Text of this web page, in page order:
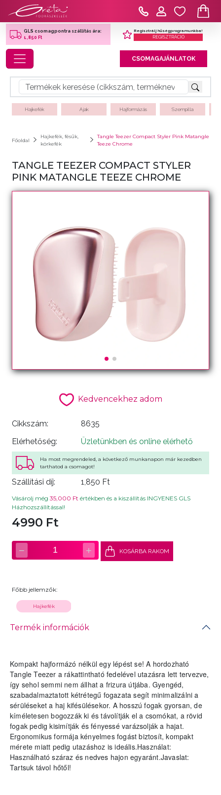
GLS csomagpontra szállítás ára:
1,850 Ft
Regisztrálj hűségprogramunkba!
REGISZTRÁCIÓ
Toggle navigation CSOMAGAJÁNLATOK
Hajkefék Ajak Hajformázás Szempilla
Főoldal
Hajkefék, fésűk,
körkefék
Tangle Teezer Compact Styler Pink Matangle
Teeze Chrome
TANGLE TEEZER COMPACT STYLER
PINK MATANGLE TEEZE CHROME
Kedvencekhez adom
Cikkszám:
8635
Elérhetőség:
Üzletünkben és online elérhető
Ha most megrendeled, a következő munkanapon már kezedben
tarthatod a csomagot!
Szállítási díj: 1,850 Ft
Vásárolj még 35,000 Ft értékben és a kiszállítás INGYENES GLS
Házhozszállítással!
4990 Ft
− 1 + KOSÁRBA RAKOM
Főbb jellemzők:
Hajkefék
Termék információk
Kompakt hajformázó nélkül egy lépést se! A hordozható
Tangle Teezer a rákattintható fedelével utazásra lett tervezve,
így sehol semmi nem állhat a frizura útjába. Gyengéd,
szabadalmaztatott kétrétegű fogazata segít minimalizálni a
sérüléseket a haj kifésülésekor. A hosszú fogak gyorsan, de
kíméletesen bogozzák ki és távolítják el a csomókat, a rövid
fogak pedig kisimítják és fényessé varázsolják a hajat.
Ergonomikus formája kényelmes fogást biztosít, kompakt
mérete miatt pedig utazáshoz is ideális.Használat:
Használható száraz és nedves hajon egyaránt.Javaslat:
Tartsuk távol hőtől!